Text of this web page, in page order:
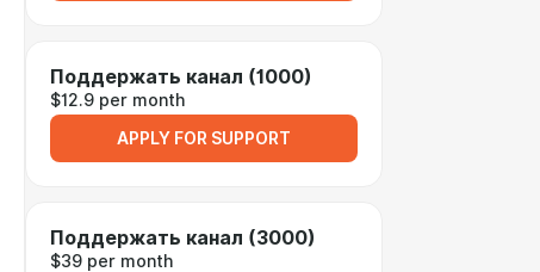
Поддержать канал (1000)
$12.9 per month
APPLY FOR SUPPORT
Поддержать канал (3000)
$39 per month